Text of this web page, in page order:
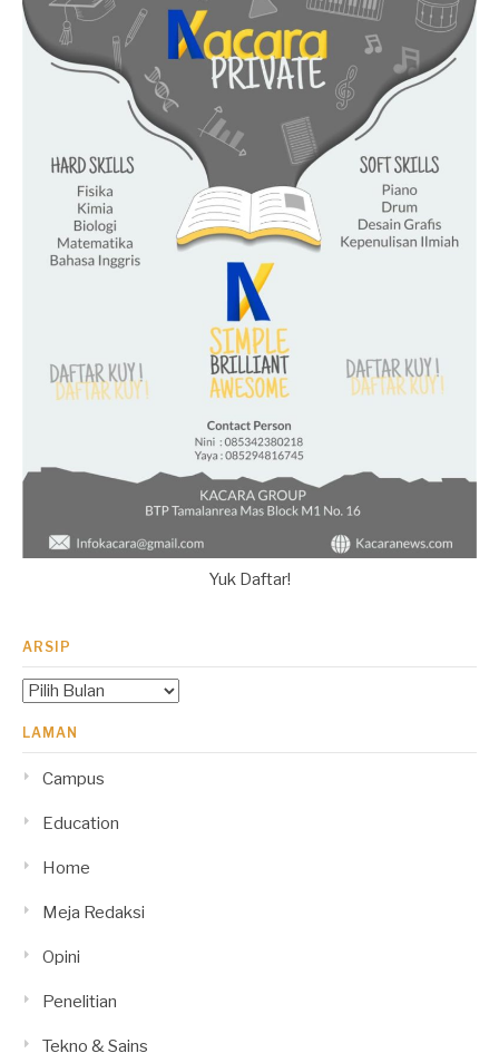
Yuk Daftar!
ARSIP
Arsip
LAMAN
Campus
Education
Home
Meja Redaksi
Opini
Penelitian
Tekno & Sains